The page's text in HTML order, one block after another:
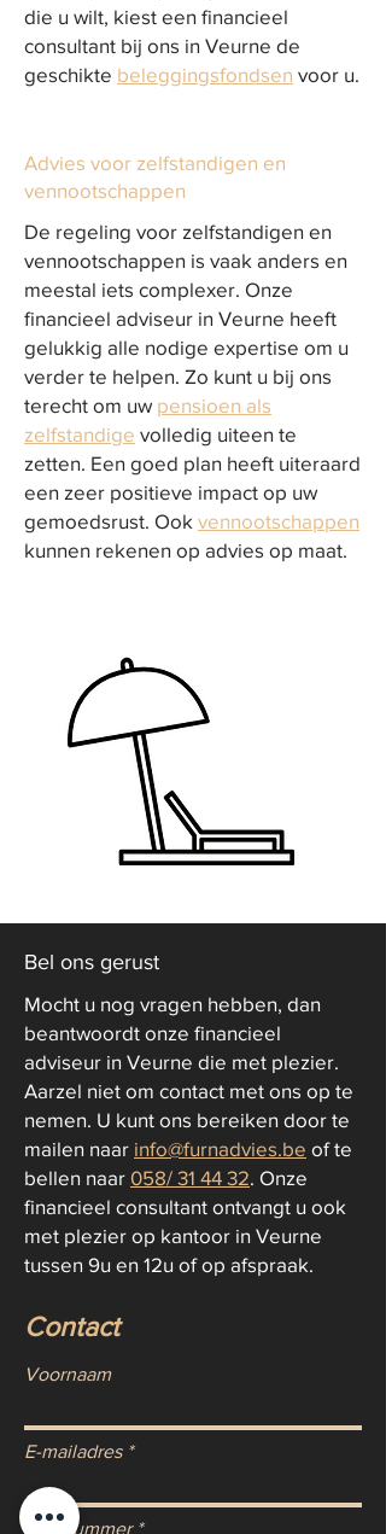
die u wilt, kiest een financieel
consultant bij ons in Veurne de
geschikte beleggingsfondsen voor u.
Advies voor zelfstandigen en
vennootschappen
De regeling voor zelfstandigen en
vennootschappen is vaak anders en
meestal iets complexer. Onze
financieel adviseur in Veurne heeft
gelukkig alle nodige expertise om u
verder te helpen. Zo kunt u bij ons
terecht om uw pensioen als
zelfstandige volledig uiteen te
zetten. Een goed plan heeft uiteraard
een zeer positieve impact op uw
gemoedsrust. Ook vennootschappen
kunnen rekenen op advies op maat.
Bel ons gerust
Mocht u nog vragen hebben, dan
beantwoordt onze financieel
adviseur in Veurne die met plezier.
Aarzel niet om contact met ons op te
nemen. U kunt ons bereiken door te
mailen naar info@furnadvies.be of te
bellen naar 058/ 31 44 32. Onze
financieel consultant ontvangt u ook
met plezier op kantoor in Veurne
tussen 9u en 12u of op afspraak.
Contact
Voornaam
E-mailadres
Gsmnummer